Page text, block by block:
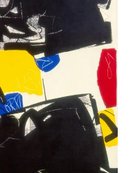
OEUVRES